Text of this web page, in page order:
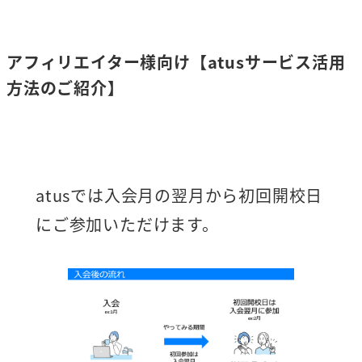
アフィリエイター様向け【atusサービス活用
方法のご紹介】
atusでは入会月の翌月から初回開校日
にご参加いただけます。